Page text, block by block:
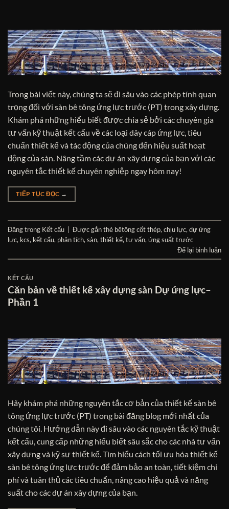
Trong bài viết này, chúng ta sẽ đi sâu vào các phép tính quan
trọng đối với sàn bê tông ứng lực trước (PT) trong xây dựng.
Khám phá những hiểu biết được chia sẻ bởi các chuyên gia
tư vấn kỹ thuật kết cấu về các loại dây cáp ứng lực, tiêu
chuẩn thiết kế và tác động của chúng đến hiệu suất hoạt
động của sàn. Nâng tầm các dự án xây dựng của bạn với các
nguyên tắc thiết kế chuyên nghiệp ngay hôm nay!
TIẾP TỤC ĐỌC →
Đăng trong Kết cấu Được gắn thẻ bêtông cốt thép, chịu lực, dự ứng
lực, kcs, kết cấu, phân tích, sàn, thiết kế, tư vấn, ứng suất trước
Để lại bình luận
KẾT CẤU
Căn bản về thiết kế xây dựng sàn Dự ứng lực–
Phần 1
Hãy khám phá những nguyên tắc cơ bản của thiết kế sàn bê
tông ứng lực trước (PT) trong bài đăng blog mới nhất của
chúng tôi. Hướng dẫn này đi sâu vào các nguyên tắc kỹ thuật
kết cấu, cung cấp những hiểu biết sâu sắc cho các nhà tư vấn
xây dựng và kỹ sư thiết kế. Tìm hiểu cách tối ưu hóa thiết kế
sàn bê tông ứng lực trước để đảm bảo an toàn, tiết kiệm chi
phí và tuân thủ các tiêu chuẩn, nâng cao hiệu quả và năng
suất cho các dự án xây dựng của bạn.